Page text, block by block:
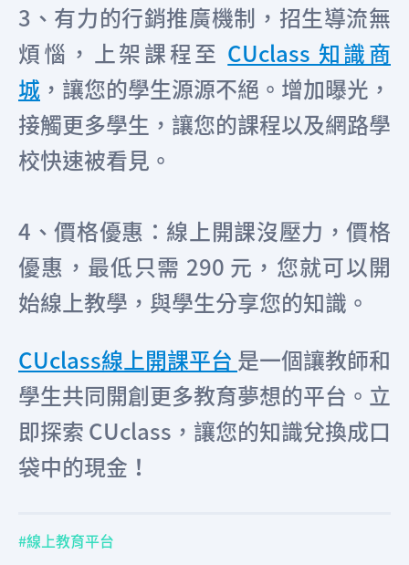
3、有力的行銷推廣機制，招生導流無
煩惱，上架課程至 CUclass 知識商
城 ，讓您的學生源源不絕。增加曝光，
接觸更多學生，讓您的課程以及網路學
校快速被看見。
4、價格優惠：線上開課沒壓力，價格
優惠，最低只需 290 元，您就可以開
始線上教學，與學生分享您的知識。
CUclass線上開課平台 是一個讓教師和
學生共同開創更多教育夢想的平台。立
即探索 CUclass，讓您的知識兌換成口
袋中的現金！
線上教育平台